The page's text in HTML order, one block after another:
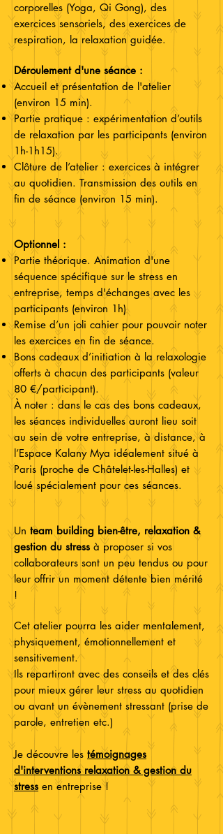
corporelles (Yoga, Qi Gong), des
exercices sensoriels, des exercices de
respiration, la relaxation guidée.
Déroulement d'une séance :
Accueil et présentation de l'atelier
(environ 15 min).
Partie pratique : expérimentation d’outils
de relaxation par les participants (environ
1h-1h15).
Clôture de l’atelier : exercices à intégrer
au quotidien. Transmission des outils en
fin de séance (environ 15 min).
Optionnel :
Partie théorique. Animation d'une
séquence spécifique sur le stress en
entreprise, temps d'échanges avec les
participants (environ 1h)
Remise d’un joli cahier pour pouvoir noter
les exercices en fin de séance.
Bons cadeaux d’initiation à la relaxologie
offerts à chacun des participants (valeur
80 €/participant).
À noter : dans le cas des bons cadeaux,
les séances individuelles auront lieu soit
au sein de votre entreprise, à distance, à
l’Espace Kalany Mya idéalement situé à
Paris (proche de Châtelet-les-Halles) et
loué spécialement pour ces séances.
Un team building bien-être, relaxation &
gestion du stress à proposer si vos
collaborateurs sont un peu tendus ou pour
leur offrir un moment détente bien mérité
!
Cet atelier pourra les aider mentalement,
physiquement, émotionnellement et
sensitivement.
Ils repartiront avec des conseils et des clés
pour mieux gérer leur stress au quotidien
ou avant un évènement stressant (prise de
parole, entretien etc.)
Je découvre les témoignages
d'interventions relaxation & gestion du
stress en entreprise !